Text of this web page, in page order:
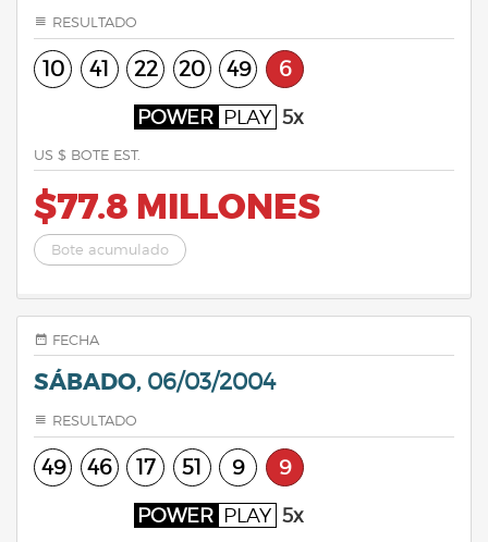
RESULTADO
10 41 22 20 49 6
POWER PLAY 5x
US $ BOTE EST.
$77.8 MILLONES
Bote acumulado
FECHA
SÁBADO, 06/03/2004
RESULTADO
49 46 17 51 9 9
POWER PLAY 5x